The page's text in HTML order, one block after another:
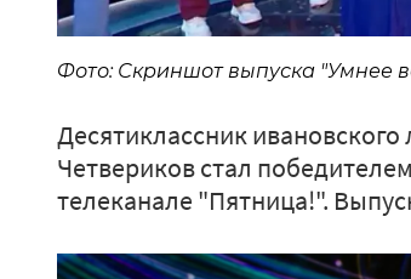
Фото: Скриншот выпуска "Умнее
Десятиклассник
Четвериков стал
телеканале "Пятница!".